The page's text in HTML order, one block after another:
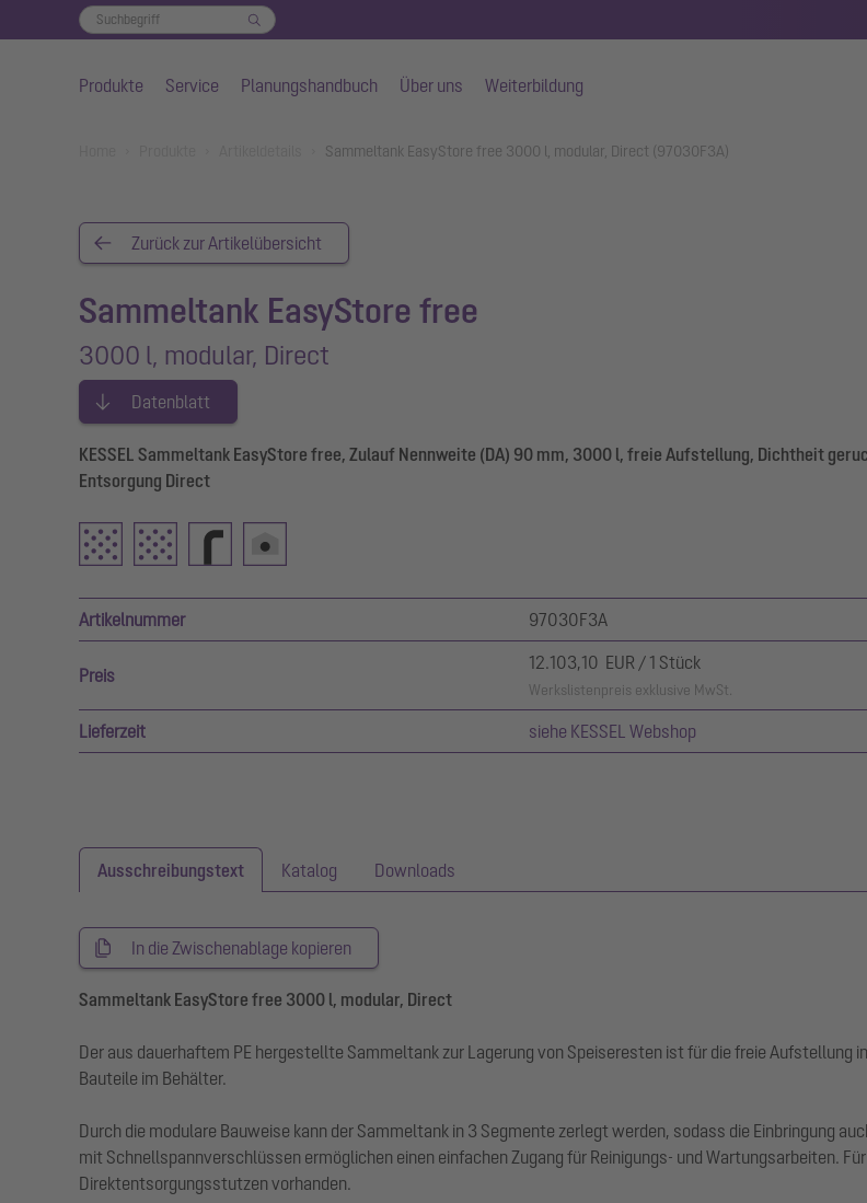
Produkte Service Planungshandbuch Über uns Weiterbildung
Sammeltank EasyStore free 3000 l, modular, Direct (97030F3A)
Zurück zur Artikelübersicht
Sammeltank EasyStore free
3000 l, modular, Direct
Datenblatt
KESSEL Sammeltank EasyStore free, Zulauf Nennweite (DA) 90 mm, 3000 l, freie Aufstellung, Dichtheit
Entsorgung Direct
Artikelnummer 97030F3A
Preis
12.103,10 EUR / 1 Stück
Werkslistenpreis exklusive MwSt.
Lieferzeit siehe KESSEL Webshop
Ausschreibungstext Katalog Downloads
In die Zwischenablage kopieren
Sammeltank EasyStore free 3000 l, modular, Direct
Der aus dauerhaftem PE hergestellte Sammeltank zur Lagerung von Speiseresten ist für die freie
Bauteile im Behälter.
Durch die modulare Bauweise kann der Sammeltank in 3 Segmente zerlegt werden, sodass die Einbringung
mit Schnellspannverschlüssen ermöglichen einen einfachen Zugang für Reinigungs- und Wartungsarbeiten.
Direktentsorgungsstutzen vorhanden.